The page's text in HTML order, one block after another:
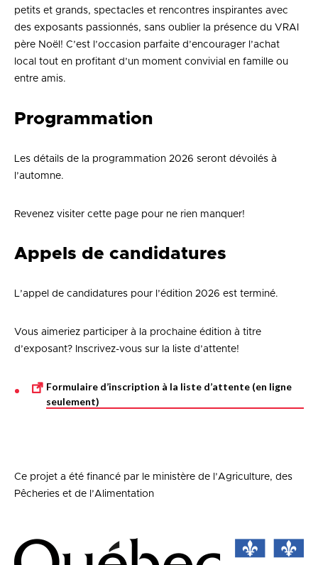
petits et grands, spectacles et rencontres inspirantes avec
des exposants passionnés, sans oublier la présence du VRAI
père Noël! C’est l’occasion parfaite d’encourager l’achat
local tout en profitant d’un moment convivial en famille ou
entre amis.
Programmation
Les détails de la programmation 2026 seront dévoilés à
l’automne.
Revenez visiter cette page pour ne rien manquer!
Appels de candidatures
L’appel de candidatures pour l’édition 2026 est terminé.
Vous aimeriez participer à la prochaine édition à titre
d’exposant? Inscrivez-vous sur la liste d’attente!
Formulaire d’inscription à la liste d’attente (en ligne
seulement)
Ce projet a été financé par le ministère de l’Agriculture, des
Pêcheries et de l’Alimentation